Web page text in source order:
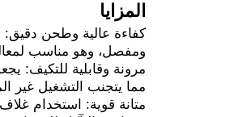
المزايا
كفاءة عالية وطحن دقيق:
ومفصل، وهو مناسب
مرونة وقابلية للتكيف:
مما يتجنب التشغيل غير
متانة قوية: استخدام